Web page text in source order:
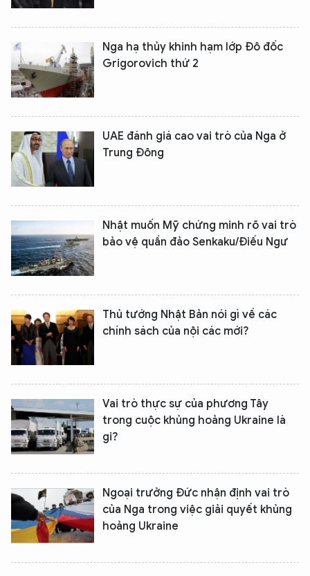
Nga hạ thủy khinh hạm lớp Đô đốc
Grigorovich thứ 2
UAE đánh giá cao vai trò của Nga ở
Trung Đông
Nhật muốn Mỹ chứng minh rõ vai trò
bảo vệ quần đảo Senkaku/Điếu Ngư
Thủ tướng Nhật Bản nói gì về các
chính sách của nội các mới?
Vai trò thực sự của phương Tây
trong cuộc khủng hoảng Ukraine là
gi?
Ngoại trưởng Đức nhận định vai trò
của Nga trong việc giải quyết khủng
hoảng Ukraine